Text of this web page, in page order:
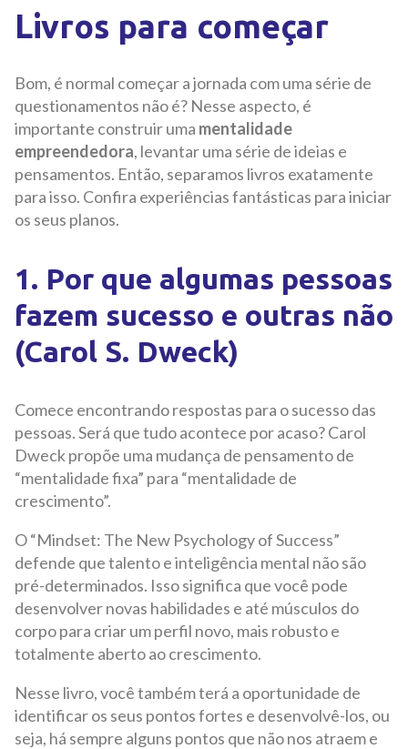
Livros para começar
Bom, é normal começar a jornada com uma série de
questionamentos não é? Nesse aspecto, é
importante construir uma mentalidade
empreendedora, levantar uma série de ideias e
pensamentos. Então, separamos livros exatamente
para isso. Confira experiências fantásticas para iniciar
os seus planos.
1. Por que algumas pessoas
fazem sucesso e outras não
(Carol S. Dweck)
Comece encontrando respostas para o sucesso das
pessoas. Será que tudo acontece por acaso? Carol
Dweck propõe uma mudança de pensamento de
“mentalidade fixa” para “mentalidade de
crescimento”.
O “Mindset: The New Psychology of Success”
defende que talento e inteligência mental não são
pré-determinados. Isso significa que você pode
desenvolver novas habilidades e até músculos do
corpo para criar um perfil novo, mais robusto e
totalmente aberto ao crescimento.
Nesse livro, você também terá a oportunidade de
identificar os seus pontos fortes e desenvolvê-los, ou
seja, há sempre alguns pontos que não nos atraem e